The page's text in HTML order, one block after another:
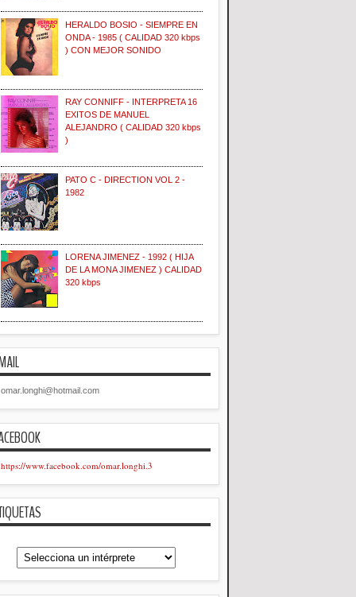
HERALDO BOSIO - SIEMPRE EN
ONDA - 1985 ( CALIDAD 320 kbps
) CON MEJOR SONIDO
RAY CONNIFF - INTERPRETA 16
EXITOS DE MANUEL
ALEJANDRO ( CALIDAD 320 kbps
)
PATO C - DIRECTION VOL 2 -
1982
LORENA JIMENEZ - 1992 ( HIJA
DE LA MONA JIMENEZ ) CALIDAD
320 kbps
omar.longhi@hotmail.com
https://www.facebook.com/omar.longhi.3